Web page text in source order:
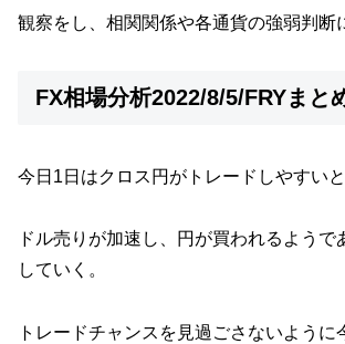
観察をし、相関関係や各通貨の強弱判断
FX相場分析2022/8/5/FRYまと
今日1日はクロス円がトレードしやすいと
ドル売りが加速し、円が買われるようで
していく。
トレードチャンスを見過ごさないように